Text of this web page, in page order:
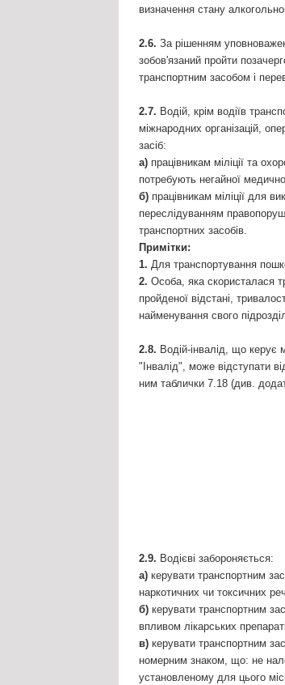
визначення стану
2.6. За рішенням
зобов'язаний пройти
транспортним засобом і
2.7. Водій, крім водіїв
міжнародних організацій,
засіб:
а) працівникам міліції та
потребують негайної
б) працівникам міліції для
переслідуванням
транспортних засобів.
Примітки:
1. Для транспортування
2. Особа, яка скористалася
пройденої відстані,
найменування свого
2.8. Водій-інвалід, що
"Інвалід", може відступати
ним таблички 7.18 (див.
2.9. Водієві забороняється:
а) керувати транспортним
наркотичних чи токсичних
б) керувати транспортним
впливом лікарських
в) керувати транспортним
номерним знаком, що: не
установленому для цього